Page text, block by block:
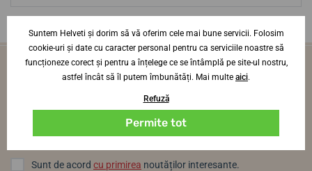
Vei fi primul care află noutăți din lumea
ceasurilor
O dată pe lună, direct pe adresa ta de e-mail
Sunt de acord cu primirea noutăților interesante.
Suntem Helveti și dorim să vă oferim cele mai bune servicii. Folosim
cookie-uri și date cu caracter personal pentru ca serviciile noastre să
funcționeze corect și pentru a înțelege ce se întâmplă pe site-ul nostru,
astfel încât să îl putem îmbunătăți. Mai multe aici.
Refuză
Permite tot